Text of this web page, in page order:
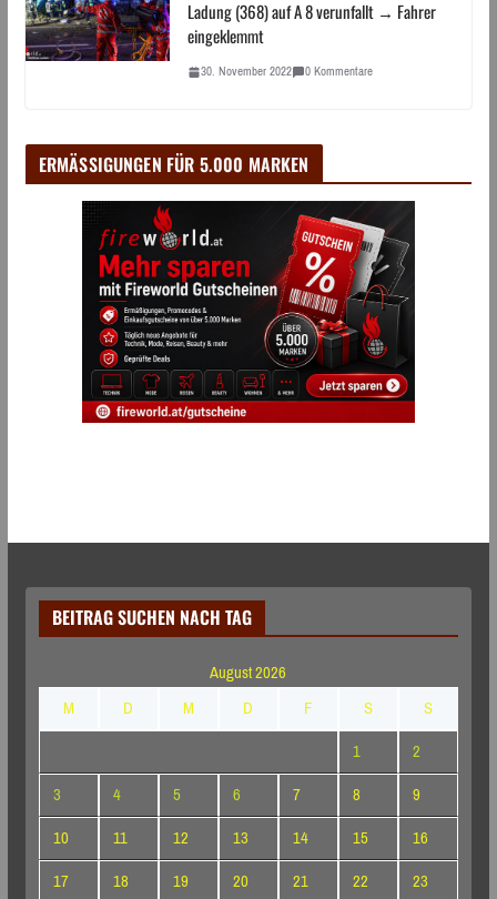
Ladung (368) auf A 8 verunfallt → Fahrer
eingeklemmt
30. November 2022 0 Kommentare
ERMÄSSIGUNGEN FÜR 5.000 MARKEN
BEITRAG SUCHEN NACH TAG
August 2026
M
D M D F S
S
1
2
3
4 5 6 7 8
9
10
11 12 13 14 15
16
17
18 19 20 21 22
23